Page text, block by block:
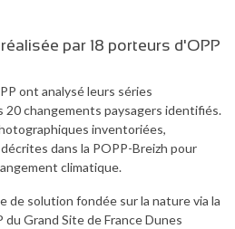
par 18 porteurs d'OPP
ont analysé leurs séries
changements paysagers identifiés.
inventoriées,
dans la POPP-Breizh pour
climatique.
de solution fondée sur la nature via la
Grand Site de France Dunes